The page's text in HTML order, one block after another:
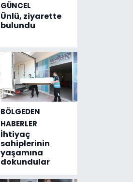
GÜNCEL
Ünlü, ziyarette
bulundu
BÖLGEDEN
HABERLER
İhtiyaç
sahiplerinin
yaşamına
dokundular